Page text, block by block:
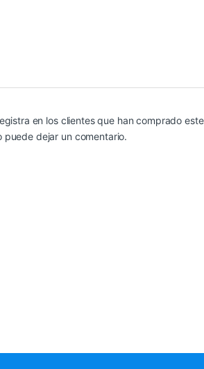
en los clientes que han comprado este
puede dejar un comentario.